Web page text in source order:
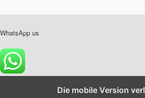
WhatsApp us
Die mobile Version